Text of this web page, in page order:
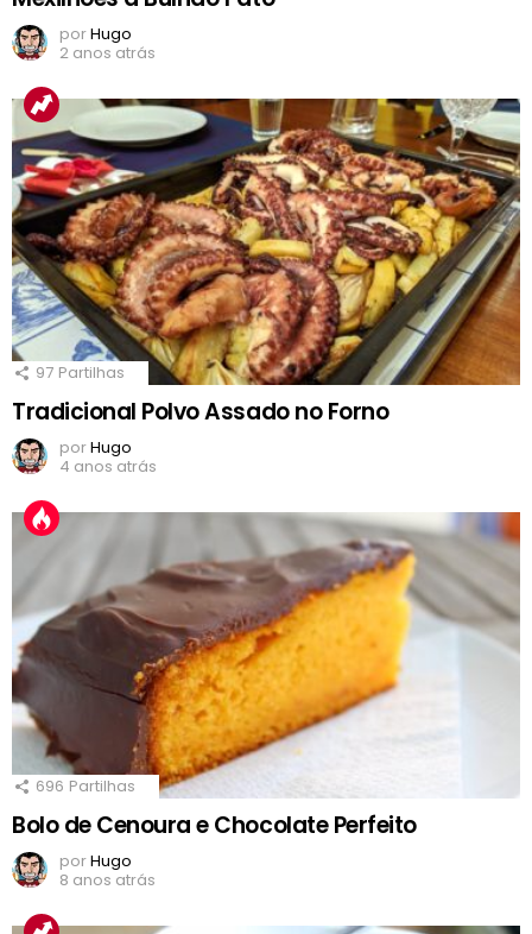
porHugo
2 anos atrás
97 Partilhas
Tradicional Polvo Assado no Forno
porHugo
4 anos atrás
696 Partilhas
Bolo de Cenoura e Chocolate Perfeito
porHugo
8 anos atrás